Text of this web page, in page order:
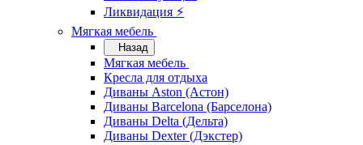
Ликвидация ⚡
Мягкая мебель
Назад
Мягкая мебель
Кресла для отдыха
Диваны Aston (Астон)
Диваны Barcelona (Барселона)
Диваны Delta (Дельта)
Диваны Dexter (Дэкстер)